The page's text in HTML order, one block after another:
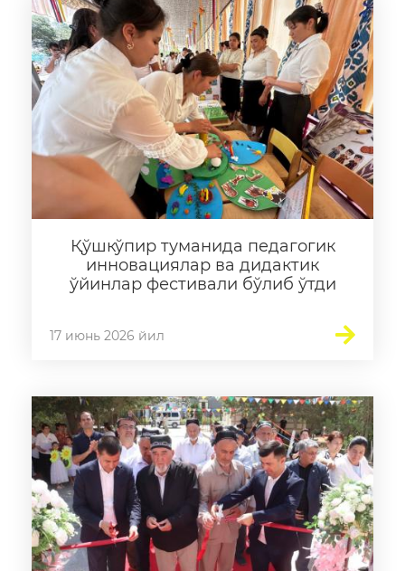
Қўшкўпир туманида педагогик
инновациялар ва дидактик
ўйинлар фестивали бўлиб ўтди
17 июнь 2026 йил